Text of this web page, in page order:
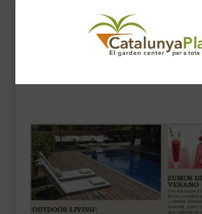
SÍGUENOS EN:
INICIO
PLANTAS
COMPLEMENTOS JARDÍN
MASCOTAS